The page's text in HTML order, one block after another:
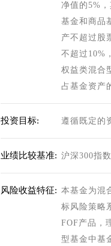
净值的5%
基金和商品
产不超过股
不超过10%
权益类混合
占基金资产
投资目标: 遵循既定的
业绩比较基准: 沪深300指
风险收益特征: 本基金为混
标风险策略
FOF产品，
型基金中基